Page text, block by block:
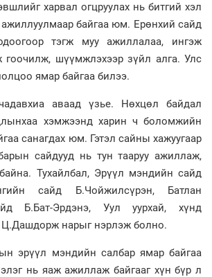
харвал огцруулах нь битгий хэл
байгаа юм. Ерөнхий сайд
тэгж муу ажиллалаа, ингэж
гоочилж, шүүмжлэхээр зүйл алга. Улс
ямар байгаа билээ.
аваад үзье. Нөхцөл байдал
хэмжээнд харин ч боломжийн
санагдах юм. Гэтэл сайны хажуугаар
сайдууд нь тун тааруу ажиллаж,
Тухайлбал, Эрүүл мэндийн сайд
сайд Б.Чойжилсүрэн, Батлан
Б.Бат-Эрдэнэ, Уул уурхай, хүнд
нарыг нэрлэж болно.
эрүүл мэндийн салбар ямар байгаа
нь яаж ажиллаж байгааг хүн бүр л